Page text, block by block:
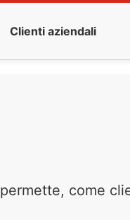
Clienti aziendali
come